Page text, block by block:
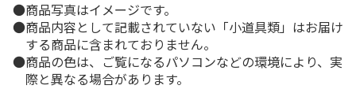
商品写真はイメージです。
商品内容として記載されていない「小道具類」はお届け
する商品に含まれておりません。
商品の色は、ご覧になるパソコンなどの環境により、実
際と異なる場合があります。